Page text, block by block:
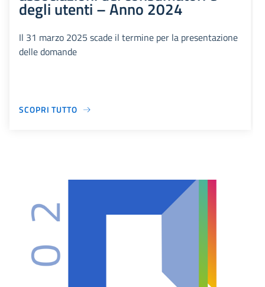
degli utenti – Anno 2024
Il 31 marzo 2025 scade il termine per la presentazione
delle domande
SCOPRI TUTTO